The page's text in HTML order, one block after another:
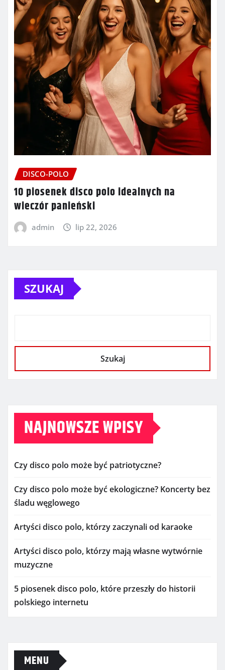
DISCO-POLO
10 piosenek disco polo idealnych na
wieczór panieński
admin lip 22, 2026
SZUKAJ
Szukaj
NAJNOWSZE WPISY
Czy disco polo może być patriotyczne?
Czy disco polo może być ekologiczne? Koncerty bez
śladu węglowego
Artyści disco polo, którzy zaczynali od karaoke
Artyści disco polo, którzy mają własne wytwórnie
muzyczne
5 piosenek disco polo, które przeszły do historii
polskiego internetu
MENU